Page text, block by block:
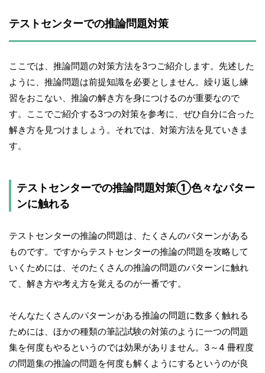
テストセンターでの推論問題対策
ここでは、推論問題の対策方法を3つご紹介します。先述した
ように、推論問題は前提知識を必要としません。繰り返し練
習をおこない、推論の解き方を身につけるのが重要なので
す。ここでご紹介する3つの対策を参考に、ぜひ自分に合った
解き方を見つけましょう。それでは、対策方法を見ていきま
す。
テストセンターでの推論問題対策①色々なパター
ンに触れる
テストセンターの推論の問題は、たくさんのパターンがある
ものです。ですからテストセンターの推論の問題を攻略して
いくためには、そのたくさんの推論の問題のパターンに触れ
て、解き方や考え方を覚えるのが一番です。
そんなたくさんのパターンがある推論の問題に数多く触れる
ためには、ほかの種類の筆記試験の対策のように一つの問題
集を何度もやるというのでは効果がありません。3～4 冊程度
の問題集の推論の問題を何度も解くようにするというのが良